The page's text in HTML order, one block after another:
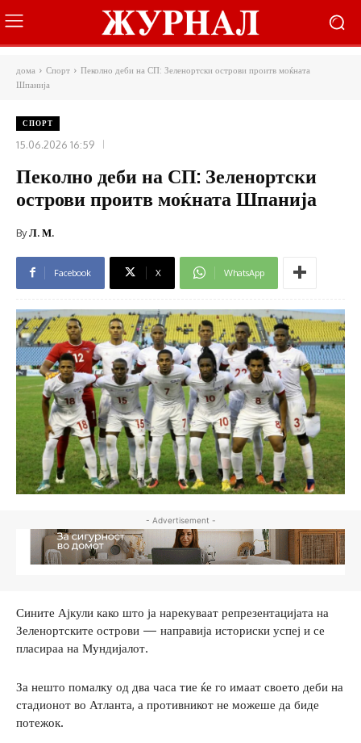
дома Спорт
Пеколно деби на СП: Зеленортски острови проитв моќната
Шпанија
СПОРТ
15.06.2026 16:59
Пеколно деби на СП: Зеленортски
острови проитв моќната Шпанија
ByЛ. М.
Facebook X WhatsApp
- Advertisement -
Сините Ајкули како што ја нарекуваат репрезентацијата на
Зеленортските острови — направија историски успеј и се
пласираа на Мундијалот.
За нешто помалку од два часа тие ќе го имаат своето деби на
стадионот во Атланта, а противникот не можеше да биде
потежок.